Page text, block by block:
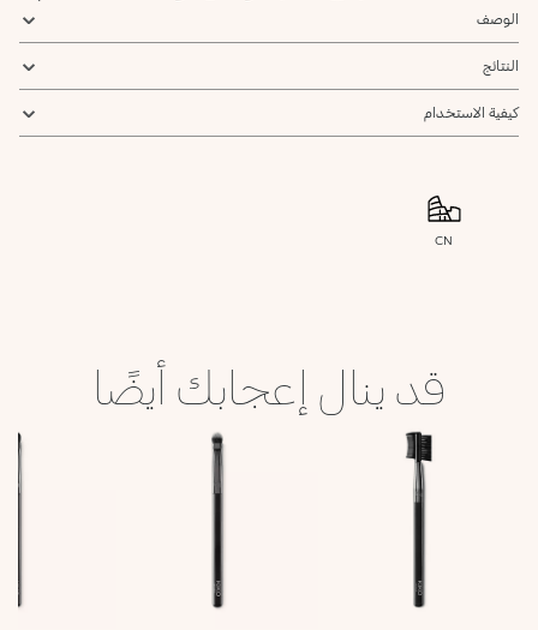
الوصف
النتائج
كيفية الاستخدام
CN
قد ينال إعجابك أيضًا